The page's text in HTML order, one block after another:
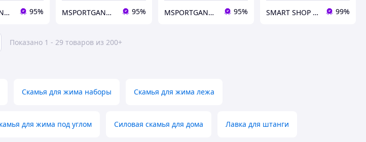
MSPORTGANTELI - інтернет магазин спортивних товарів 95% MSPORTGANTELI - інтернет магазин спортивних товарів 95% MSPORTGANTELI - інтернет магазин спортивних товарів 95% SMART SHOP l "Товари для дому та активного відпочинку" 99%
Показано 1 - 29 товаров из 200+
Скамья для жима наборы Скамья для жима лежа
для жима под углом Силовая скамья для дома Лавка для штанги